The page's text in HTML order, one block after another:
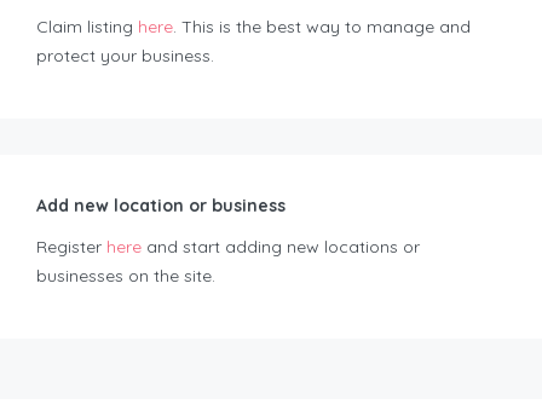
Claim listing here. This is the best way to manage and
protect your business.
Add new location or business
Register here and start adding new locations or
businesses on the site.